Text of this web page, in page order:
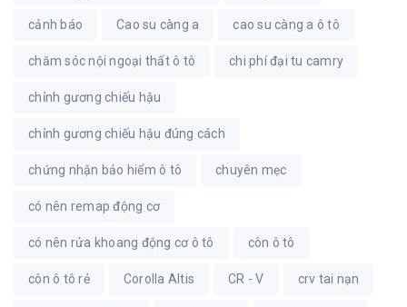
cảnh báo Cao su càng a cao su càng a ô tô
chăm sóc nội ngoại thất ô tô chi phí đại tu camry
chỉnh gương chiếu hậu
chỉnh gương chiếu hậu đúng cách
chứng nhận bảo hiểm ô tô chuyên mẹc
có nên remap động cơ
có nên rửa khoang động cơ ô tô côn ô tô
côn ô tô rẻ Corolla Altis CR - V crv tai nạn